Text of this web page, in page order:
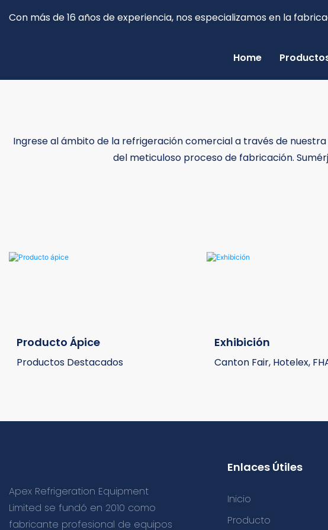
Con más de 16 años de experiencia, nos especializamos en la
Home
Ingrese al ámbito de la refrigeración comercial a través de
del meticuloso proceso de fabricación.
Producto Ápice
Productos Destacados
Exhibición
Canton Fair, Hotelex,
Apex Refrigeration Equipment
Limited se fundó en 2010 como
fabricante profesional de equipos
Enlaces Útiles
Inicio
Producto